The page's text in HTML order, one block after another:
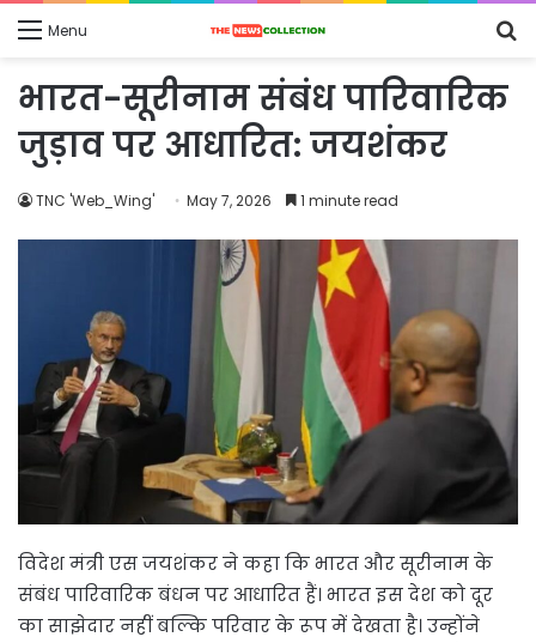
Menu
भारत-सूरीनाम संबंध पारिवारिक
जुड़ाव पर आधारित: जयशंकर
TNC 'Web_Wing' May 7, 2026 1 minute read
विदेश मंत्री एस जयशंकर ने कहा कि भारत और सूरीनाम के
संबंध पारिवारिक बंधन पर आधारित हैं। भारत इस देश को दूर
का साझेदार नहीं बल्कि परिवार के रूप में देखता है। उन्होंने